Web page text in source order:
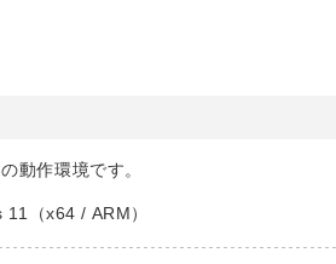
動作環境です。
11（x64 / ARM）